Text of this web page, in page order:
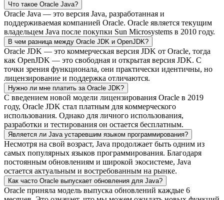
Что такое Oracle Java?
Oracle Java — это версия Java, разработанная и
поддерживаемая компанией Oracle. Oracle является текущим
владельцем Java после покупки Sun Microsystems в 2010 году.
В чем разница между Oracle JDK и OpenJDK?
Oracle JDK — это коммерческая версия JDK от Oracle, тогда
как OpenJDK — это свободная и открытая версия JDK. С
точки зрения функционала, они практически идентичны, но
лицензирование и поддержка отличаются.
Нужно ли мне платить за Oracle JDK?
С введением новой модели лицензирования Oracle в 2019
году, Oracle JDK стал платным для коммерческого
использования. Однако для личного использования,
разработки и тестирования он остается бесплатным.
Является ли Java устаревшим языком программирования?
Несмотря на свой возраст, Java продолжает быть одним из
самых популярных языков программирования. Благодаря
постоянным обновлениям и широкой экосистеме, Java
остается актуальным и востребованным на рынке.
Как часто Oracle выпускает обновления для Java?
Oracle приняла модель выпуска обновлений каждые 6